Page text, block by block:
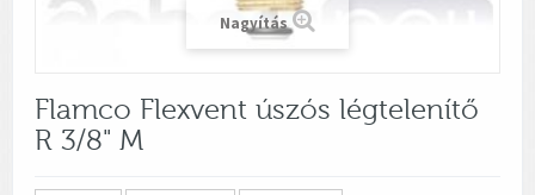
Nagyítás
Flamco Flexvent úszós légtelenítő
R 3/8" M